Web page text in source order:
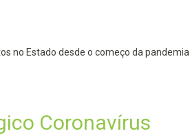
no Estado desde o começo da pandemia
Coronavírus